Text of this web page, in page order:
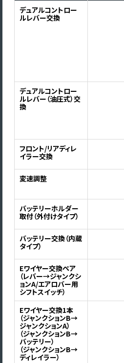
デュアルコントロー
ルレバー交換
デュアルコントロー
ルレバー（油圧式）交
換
フロント/リアディレ
イラー交換
変速調整
バッテリーホルダー
取付（外付けタイプ）
バッテリー交換（内蔵
タイプ）
Eワイヤー交換ペア
（レバー→ジャンクシ
ョンA/エアロバー用
シフトスイッチ）
Eワイヤー交換1本
（ジャンクションB→
ジャンクションA）
（ジャンクションB→
バッテリー）
（ジャンクションB→
ディレイラー）